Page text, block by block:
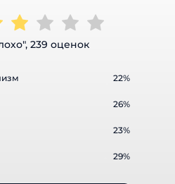
239 оценок
22%
26%
23%
29%